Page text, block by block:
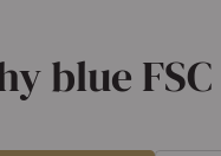
blue